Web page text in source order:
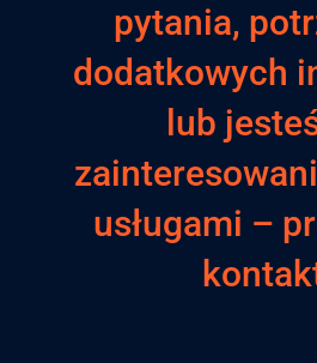
pytania,
dodatkowych
lub
usługami –